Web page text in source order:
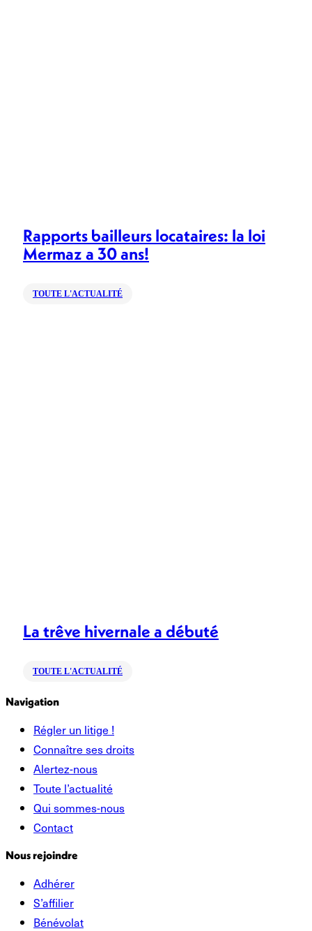
Rapports bailleurs locataires: la loi
Mermaz a 30 ans!
TOUTE L'ACTUALITÉ
La trêve hivernale a débuté
TOUTE L'ACTUALITÉ
Navigation
Régler un litige !
Connaître ses droits
Alertez-nous
Toute l’actualité
Qui sommes-nous
Contact
Nous rejoindre
Adhérer
S’affilier
Bénévolat